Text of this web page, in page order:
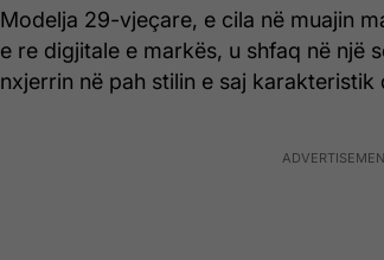
Modelja 29-vjeçare, e cila në muajin
e re digjitale e markës, u shfaq në një
nxjerrin në pah stilin e saj karakteristik